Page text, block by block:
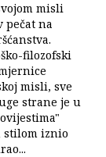
misli
pečat na
filozofski
misli, sve
strane je u
stilom iznio